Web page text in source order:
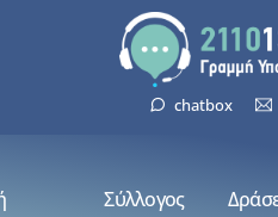
chatbox
Σύλλογος